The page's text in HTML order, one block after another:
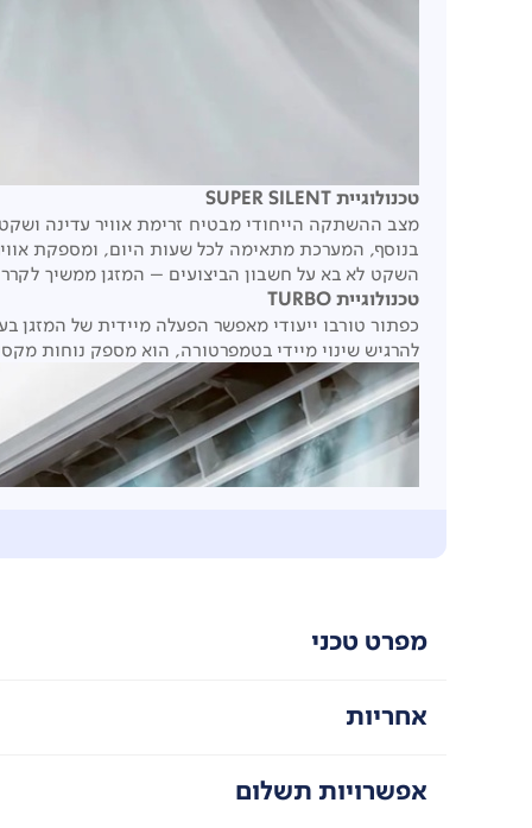
טכנולוגיית SUPER SILENT
מצב ההשתקה הייחודי מבטיח זרימת אוויר עדינה
בנוסף, המערכת מתאימה לכל שעות היום, ומספקת
השקט לא בא על חשבון הביצועים – המזגן ממשיך
טכנולוגיית TURBO
כפתור טורבו ייעודי מאפשר הפעלה מיידית של המזגן
להרגיש שינוי מיידי בטמפרטורה, הוא מספק נוחות
מפרט טכני
אחריות
אפשרויות תשלום